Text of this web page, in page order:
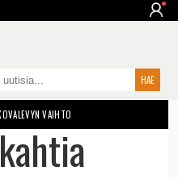
VAIHTO